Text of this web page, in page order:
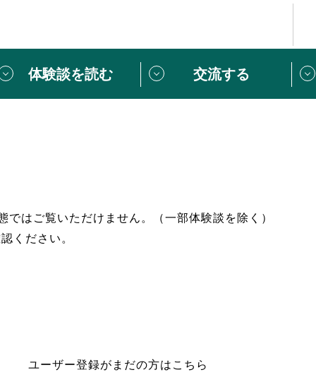
ボランティアはじめての方へ
中高生が参加できるボランティア
体験談を読む 交流する
スペシャルインタビュー
ボランティアはじめの一歩
はご覧いただけません。（一部体験談を除く）
ください。
ユーザー登録がまだの方はこちら